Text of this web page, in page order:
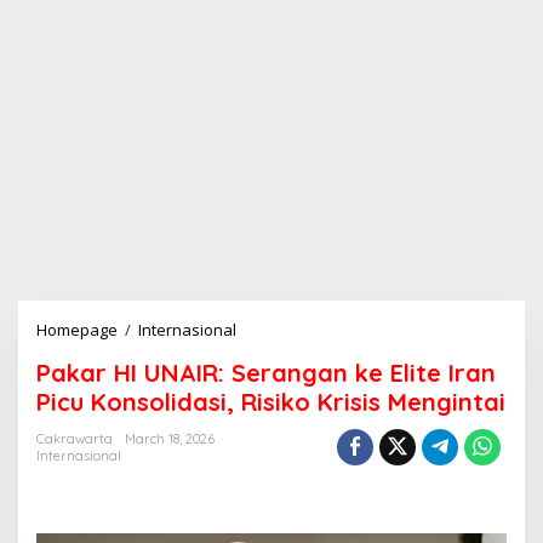
Homepage / Internasional
k
a
Pakar HI UNAIR: Serangan ke Elite Iran
Picu Konsolidasi, Risiko Krisis Mengintai
Cakrawarta
March 18, 2026
Internasional